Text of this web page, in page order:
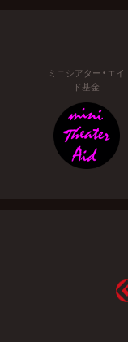
ミニシアター・エイ
ド基金